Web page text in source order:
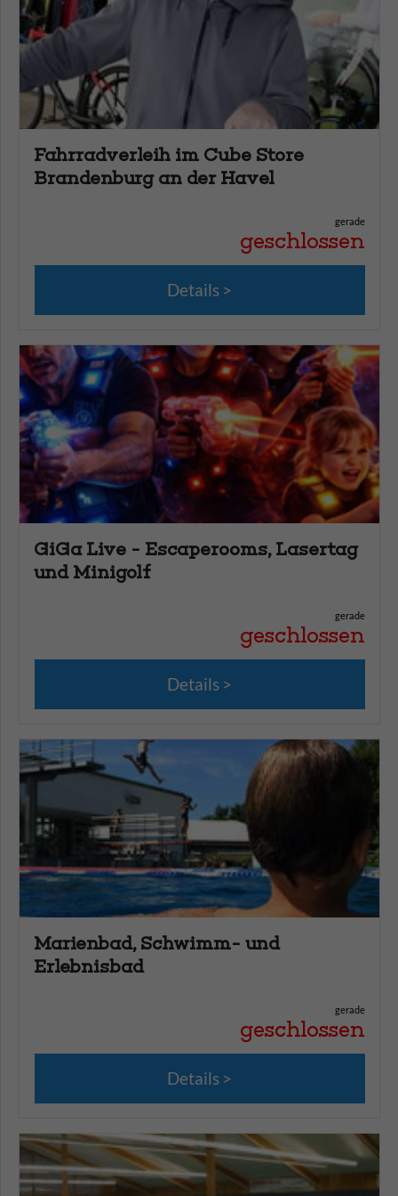
Fahrradverleih im Cube Store
Brandenburg an der Havel
gerade
geschlossen
Details
GiGa Live - Escaperooms, Lasertag
und Minigolf
gerade
geschlossen
Details
Marienbad, Schwimm- und
Erlebnisbad
gerade
geschlossen
Details